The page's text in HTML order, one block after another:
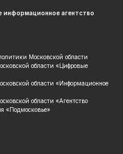
информационное агентство
Московской области
области «Цифровые
области «Информационное
области «Агентство
«Подмосковье»